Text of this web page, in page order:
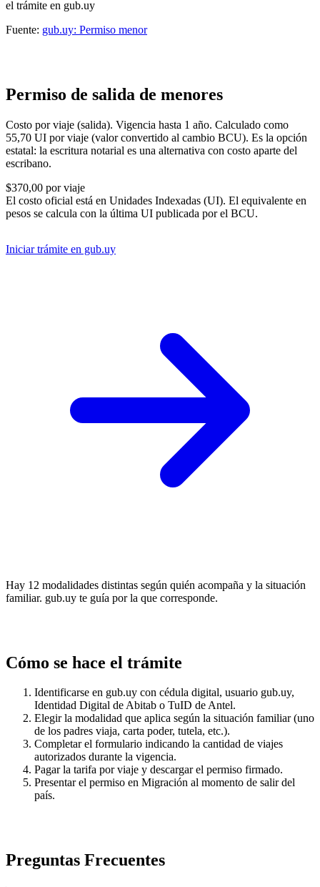
el trámite en gub.uy
Fuente: gub.uy: Permiso menor
Permiso de salida de menores
Costo por viaje (salida). Vigencia hasta 1 año. Calculado como
55,70 UI por viaje (valor convertido al cambio BCU). Es la opción
estatal: la escritura notarial es una alternativa con costo aparte del
escribano.
$370,00 por viaje
El costo oficial está en Unidades Indexadas (UI). El equivalente en
pesos se calcula con la última UI publicada por el BCU.
Iniciar trámite en gub.uy
Hay 12 modalidades distintas según quién acompaña y la situación
familiar. gub.uy te guía por la que corresponde.
Cómo se hace el trámite
Identificarse en gub.uy con cédula digital, usuario gub.uy,
Identidad Digital de Abitab o TuID de Antel.
Elegir la modalidad que aplica según la situación familiar (uno
de los padres viaja, carta poder, tutela, etc.).
Completar el formulario indicando la cantidad de viajes
autorizados durante la vigencia.
Pagar la tarifa por viaje y descargar el permiso firmado.
Presentar el permiso en Migración al momento de salir del
país.
Preguntas Frecuentes